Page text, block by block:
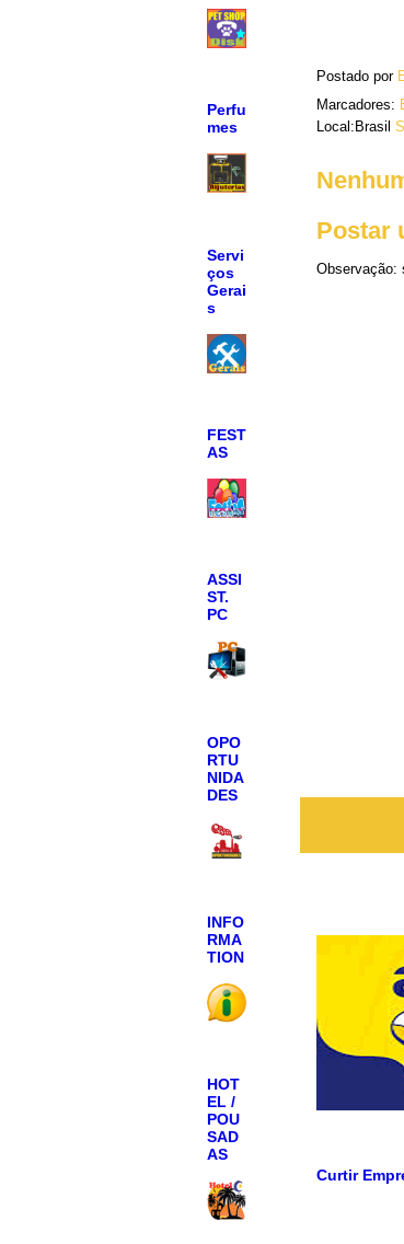
Postado por
Marcadores:
Local:Brasil
Postar
Observação:
Curtir
Perfu
mes
Servi
ços
Gerai
s
FEST
AS
ASSI
ST.
PC
OPO
RTU
NIDA
DES
INFO
RMA
TION
HOT
EL /
POU
SAD
AS